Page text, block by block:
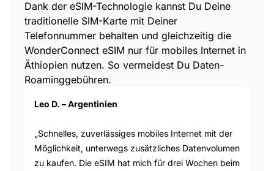
Dank der eSIM-Technologie kannst Du Deine
traditionelle SIM-Karte mit Deiner
Telefonnummer behalten und gleichzeitig die
WonderConnect eSIM nur für mobiles Internet in
Äthiopien nutzen. So vermeidest Du Daten-
Roaminggebühren.
Leo D. – Argentinien
„Schnelles, zuverlässiges mobiles Internet mit der
Möglichkeit, unterwegs zusätzliches Datenvolumen
zu kaufen. Die eSIM hat mich für drei Wochen beim